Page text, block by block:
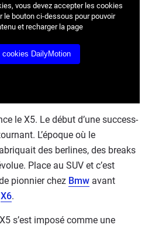
vous devez accepter les cookies
le bouton ci-dessous pour pouvoir
et recharger la page
DailyMotion
le X5. Le début d’une success-
L’époque où le
des berlines, des breaks
Place au SUV et c’est
pionnier chez Bmw avant
X6.
s’est imposé comme une